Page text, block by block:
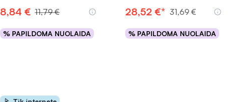
8,84 € 11,79 €
% PAPILDOMA NUOLAIDA
Į krepšelį
28,52 €* 31,69 €
% PAPILDOMA NUOLAIDA
Į krepšelį